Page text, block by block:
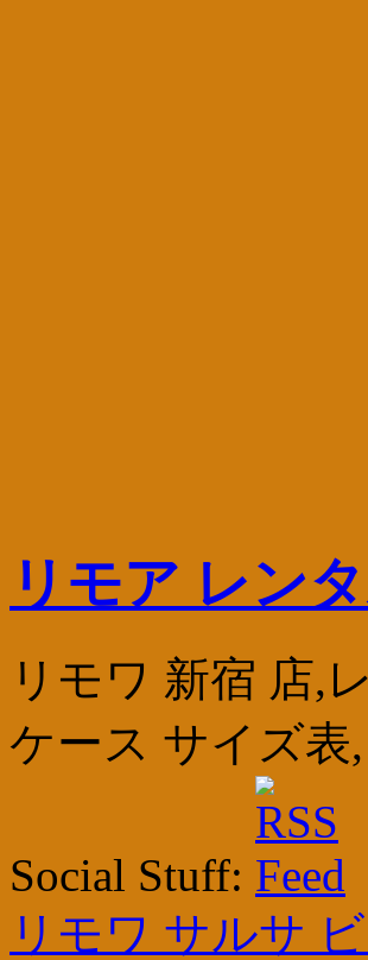
リモア レン
リモワ 新宿 店,
ケース サイズ表
Social Stuff:
リモワ サルサ